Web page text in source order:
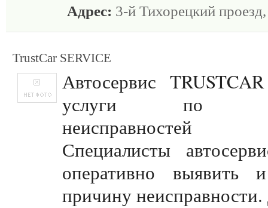
Адрес: 3-й Тихорецкий
TrustCar SERVICE
Автосервис
услуги по
Специалисты
оперативно выявить
причину